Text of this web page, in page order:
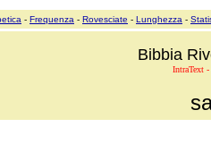
- Frequenza - Rovesciate - Lunghezza -
Bibbia
IntraText -